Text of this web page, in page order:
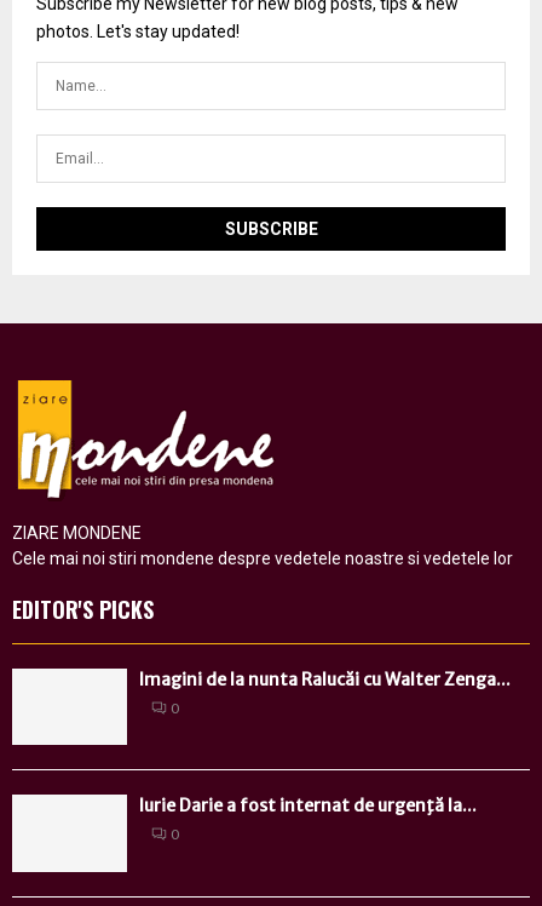
photos. Let's stay updated!
ZIARE MONDENE
Cele mai noi stiri mondene despre vedetele noastre si vedetele lor
EDITOR'S PICKS
Imagini de la nunta Ralucăi cu Walter Zenga...
0
Iurie Darie a fost internat de urgenţă la...
0